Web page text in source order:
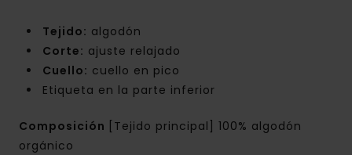
Tejido: algodón
Corte: ajuste relajado
Cuello: cuello en pico
Etiqueta en la parte inferior
Composición
[Tejido principal] 100% algodón
orgánico